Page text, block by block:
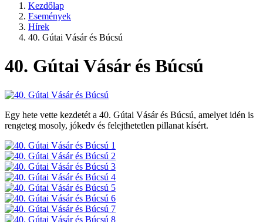
Kezdőlap
Események
Hírek
40. Gútai Vásár és Búcsú
40. Gútai Vásár és Búcsú
Egy hete vette kezdetét a 40. Gútai Vásár és Búcsú, amelyet idén is
rengeteg mosoly, jókedv és felejthetetlen pillanat kísért.